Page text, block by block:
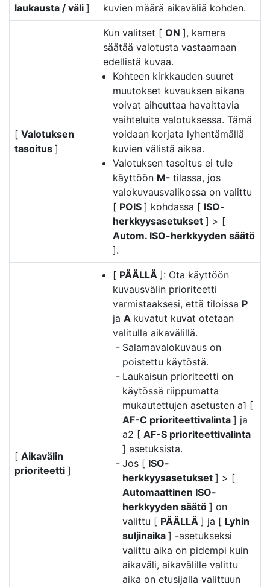
laukausta / väli ]
kuvien määrä aikaväliä kohden.
[ Valotuksen
tasoitus ]
Kun valitset [ ON ], kamera
säätää valotusta vastaamaan
edellistä kuvaa.
Kohteen kirkkauden suuret
muutokset kuvauksen aikana
voivat aiheuttaa havaittavia
vaihteluita valotuksessa. Tämä
voidaan korjata lyhentämällä
kuvien välistä aikaa.
Valotuksen tasoitus ei tule
käyttöön M- tilassa, jos
valokuvausvalikossa on valittu
[ POIS ] kohdassa [ ISO-
herkkyysasetukset ] > [
Autom. ISO-herkkyyden säätö
].
[ Aikavälin
prioriteetti ]
[ PÄÄLLÄ ]: Ota käyttöön
kuvausvälin prioriteetti
varmistaaksesi, että tiloissa P
ja A kuvatut kuvat otetaan
valitulla aikavälillä.
Salamavalokuvaus on
poistettu käytöstä.
Laukaisun prioriteetti on
käytössä riippumatta
mukautettujen asetusten a1 [
AF-C prioriteettivalinta ] ja
a2 [ AF-S prioriteettivalinta
] asetuksista.
Jos [ ISO-
herkkyysasetukset ] > [
Automaattinen ISO-
herkkyyden säätö ] on
valittu [ PÄÄLLÄ ] ja [ Lyhin
suljinaika ] -asetukseksi
valittu aika on pidempi kuin
aikaväli, aikavälille valittu
aika on etusijalla valittuun